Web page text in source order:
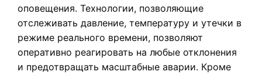
оповещения. Технологии, позволяющие
отслеживать давление, температуру и утечки в
режиме реального времени, позволяют
оперативно реагировать на любые отклонения
и предотвращать масштабные аварии. Кроме